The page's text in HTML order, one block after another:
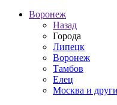
Воронеж
Назад
Города
Липецк
Воронеж
Тамбов
Елец
Москва и